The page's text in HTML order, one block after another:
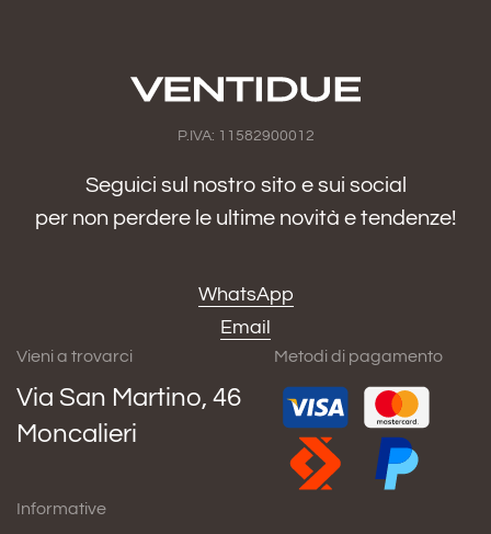
P.IVA: 11582900012
Seguici sul nostro sito e sui social
per non perdere le ultime novità e tendenze!
WhatsApp
Email
Vieni a trovarci
Via San Martino, 46
Moncalieri
Metodi di pagamento
Informative